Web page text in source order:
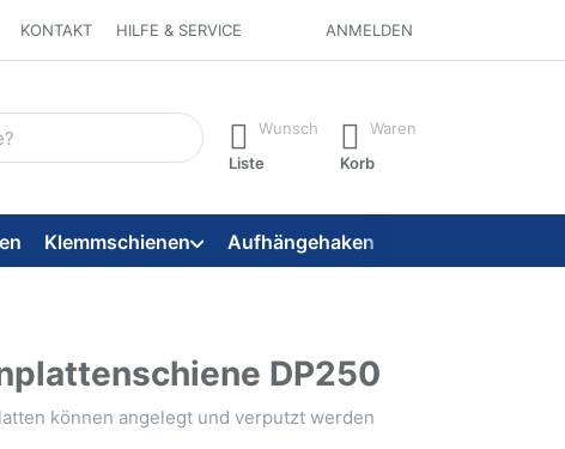
KONTAKT HILFE & SERVICE ANMELDEN
ein. Während Sie tippen, erscheinen automatisch erste
Wunsch
Liste
Waren
Korb
Klemmschienen Aufhängehaken
DP250
können angelegt und verputzt werden